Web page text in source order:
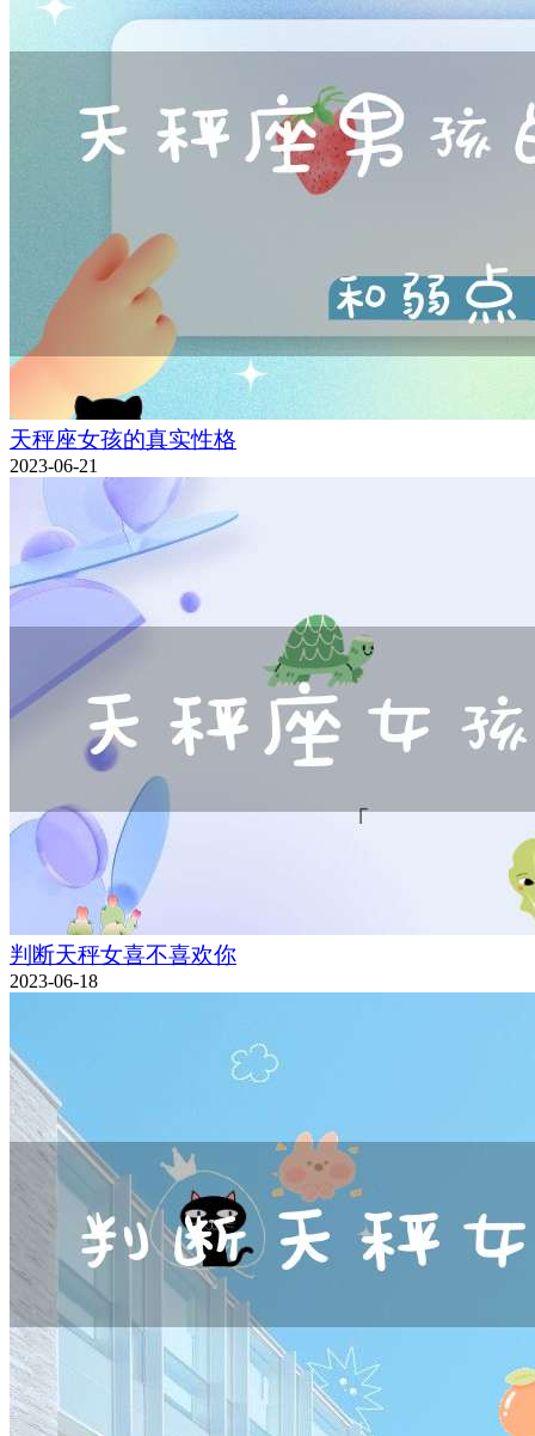
天秤座女孩的真实性格
2023-06-21
判断天秤女喜不喜欢你
2023-06-18